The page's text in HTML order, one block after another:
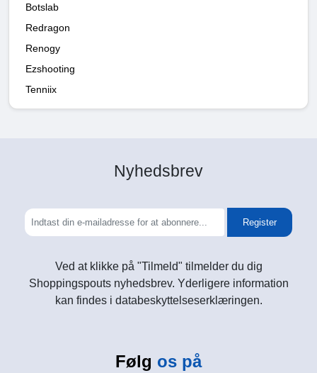
Botslab
Redragon
Renogy
Ezshooting
Tenniix
Nyhedsbrev
Register
Ved at klikke på "Tilmeld" tilmelder du dig
Shoppingspouts nyhedsbrev. Yderligere information
kan findes i databeskyttelseserklæringen.
Følg os på